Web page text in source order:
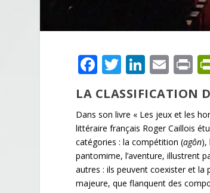
F
ac
e
b
o
o
k
T
w
itt
er
Li
n
k
e
dI
n
E
m
ai
l
in
t
LA CLASSIFICATION
Dans son livre « Les jeux et les
littéraire français Roger Caillois
catégories : la compétition (agôn),
pantomime, l’aventure, illustrent
autres : ils peuvent coexister et
majeure, que flanquent des